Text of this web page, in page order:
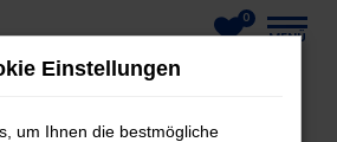
0
MENÜ
Einstellungen
um Ihnen die bestmögliche